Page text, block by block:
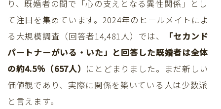
り、既婚者の間で「心の支えとなる異性関係」とし
て注目を集めています。2024年のヒールメイトによ
る大規模調査（回答者14,481人）では、
「セカンド
パートナーがいる・いた」と回答した既婚者は全体
の約4.5％（657人） にとどまりました。まだ新しい
価値観であり、実際に関係を築いている人は少数派
と言えます。